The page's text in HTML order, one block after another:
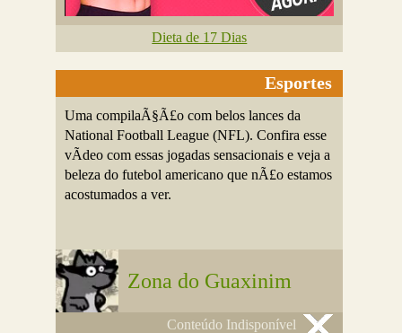
Dieta de 17 Dias
Esportes
Uma compilaÃ§Ã£o com belos lances da
National Football League (NFL). Confira esse
vÃ­deo com essas jogadas sensacionais e veja a
beleza do futebol americano que nÃ£o estamos
acostumados a ver.
Zona do Guaxinim
Conteúdo Indisponível